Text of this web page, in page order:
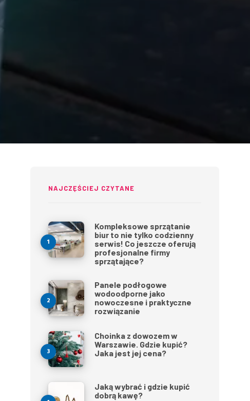
NAJCZĘŚCIEJ CZYTANE
Kompleksowe sprzątanie
biur to nie tylko codzienny
serwis! Co jeszcze oferują
profesjonalne firmy
sprzątające?
Panele podłogowe
wodoodporne jako
nowoczesne i praktyczne
rozwiązanie
Choinka z dowozem w
Warszawie. Gdzie kupić?
Jaka jest jej cena?
Jaką wybrać i gdzie kupić
dobrą kawę?